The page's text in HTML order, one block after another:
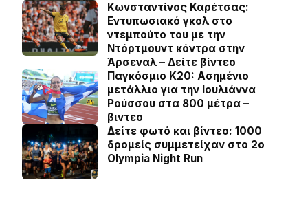
Κωνσταντίνος Καρέτσας:
Εντυπωσιακό γκολ στο
ντεμπούτο του με την
Ντόρτμουντ κόντρα στην
Άρσεναλ – Δείτε βίντεο
Παγκόσμιο Κ20: Ασημένιο
μετάλλιο για την Ιουλιάννα
Ρούσσου στα 800 μέτρα –
βιντεο
Δείτε φωτό και βίντεο: 1000
δρομείς συμμετείχαν στο 2ο
Olympia Night Run